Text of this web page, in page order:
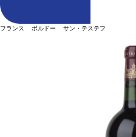
フランス ボルドー サン・テステフ